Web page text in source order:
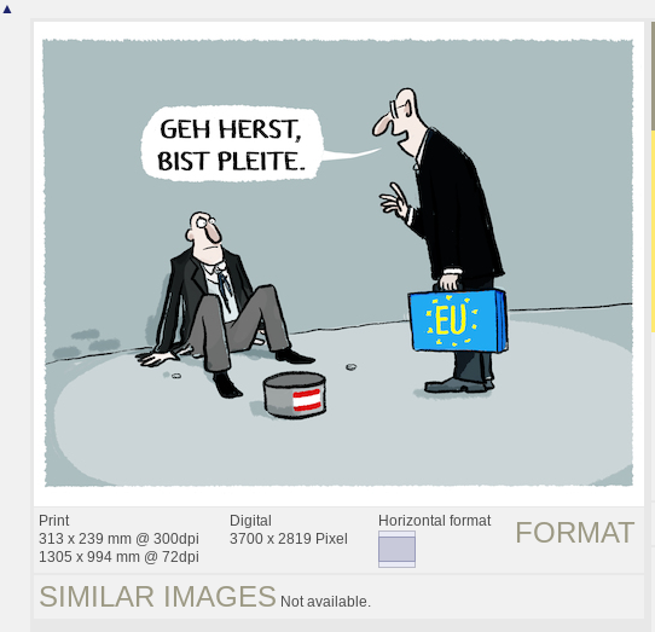
▲
FORMAT
Print
313 x 239 mm @ 300dpi
1305 x 994 mm @ 72dpi
Digital
3700 x 2819 Pixel
Horizontal format
SIMILAR IMAGES Not available.